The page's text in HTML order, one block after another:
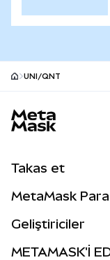
UNI/QNT
Takas et
Perps
MetaMask Para
Geliştiriciler
METAMASK'İ